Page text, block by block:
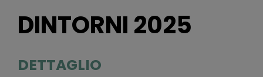
DINTORNI 2025
DETTAGLIO